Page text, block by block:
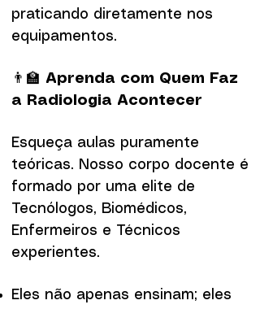
praticando diretamente nos
equipamentos.
👨‍🏫 Aprenda com Quem Faz
a Radiologia Acontecer
Esqueça aulas puramente
teóricas. Nosso corpo docente é
formado por uma elite de
Tecnólogos, Biomédicos,
Enfermeiros e Técnicos
experientes.
Eles não apenas ensinam; eles